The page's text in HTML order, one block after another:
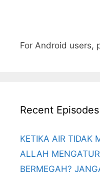
For Android users,
Recent Episodes
KETIKA AIR TIDAK
ALLAH
BERMEGAH?